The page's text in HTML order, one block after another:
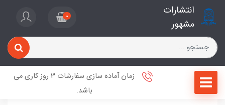
انتشارات
مشهور
0
زمان آماده سازی سفارشات 3 روز کاری می
باشد.